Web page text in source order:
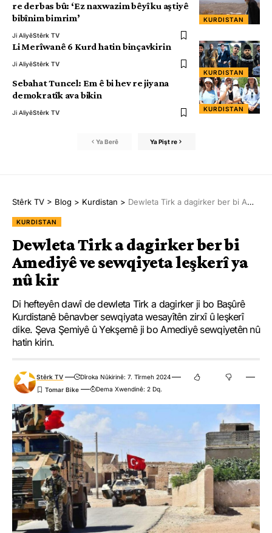
KURDISTAN
re derbas bû: ‘Ez naxwazim bêyî ku aştiyê
bibînim bimrim’
Ji AliyêStêrk TV
KURDISTAN
Li Merîwanê 6 Kurd hatin binçavkirin
Ji AliyêStêrk TV
KURDISTAN
Sebahat Tuncel: Em ê bi hev re jiyana
demokratîk ava bikin
Ji AliyêStêrk TV
Ya Berê Ya Pişt re
Stêrk TV > Blog > Kurdistan > Dewleta Tirk a dagirker ber bi Amediyê ve sewqiyeta leşkerî ya nû kir
KURDISTAN
Dewleta Tirk a dagirker ber bi
Amediyê ve sewqiyeta leşkerî ya
nû kir
Di hefteyên dawî de dewleta Tirk a dagirker ji bo Başûrê
Kurdistanê bênavber sewqiyata wesayîtên zirxî û leşkerî
dike. Şeva Şemiyê û Yekşemê ji bo Amediyê sewqiyetên nû
hatin kirin.
Stêrk TV
Dîroka Nûkirinê: 7. Tîrmeh 2024
Dema Xwendinê: 2 Dq.